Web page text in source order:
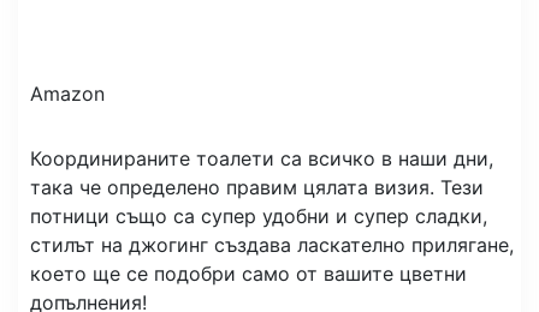
Amazon
Координираните тоалети са всичко в наши дни,
така че определено правим цялата визия. Тези
потници също са супер удобни и супер сладки,
стилът на джогинг създава ласкателно прилягане,
което ще се подобри само от вашите цветни
допълнения!